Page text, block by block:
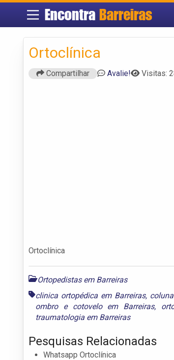
Encontra Barreiras
Ortoclínica
Compartilhar Avalie! Visitas:
Ortoclínica
Ortopedistas em Barreiras
clinica ortopédica em Barreiras,
ombro e cotovelo em Barreiras,
traumatologia em Barreiras
Pesquisas Relacionadas
Whatsapp Ortoclínica